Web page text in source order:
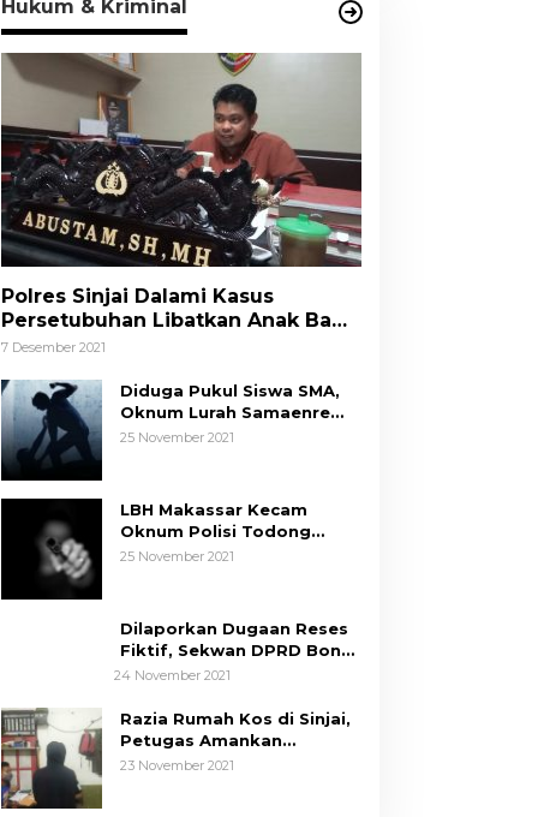
Hukum & Kriminal
Polres Sinjai Dalami Kasus
Persetubuhan Libatkan Anak Bawa
Umur
7 Desember 2021
Diduga Pukul Siswa SMA,
Oknum Lurah Samaenre
Sinjai Dilaporkan ke Polisi
25 November 2021
LBH Makassar Kecam
Oknum Polisi Todong
Senjata Api ke Anak, Minta
25 November 2021
Dilaporkan Dugaan Reses
Fiktif, Sekwan DPRD Bone
Siap Berikan Data
24 November 2021
Razia Rumah Kos di Sinjai,
Petugas Amankan
Sepasang Mahasiswa,
23 November 2021